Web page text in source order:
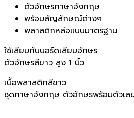
ตัวอักษรภาษาอังกฤษ
พร้อมสัญลักษณ์ต่างๆ
พลาสติกหล่อแบบมาตรฐาน
ใช้เสียบกับบอร์ดเสียบอักษร
ตัวอักษรสีขาว สูง 1 นิ้ว
เนื้อพลาสติกสีขาว
ชุดภาษาอังกฤษ ตัวอักษรพร้อมตัวเ